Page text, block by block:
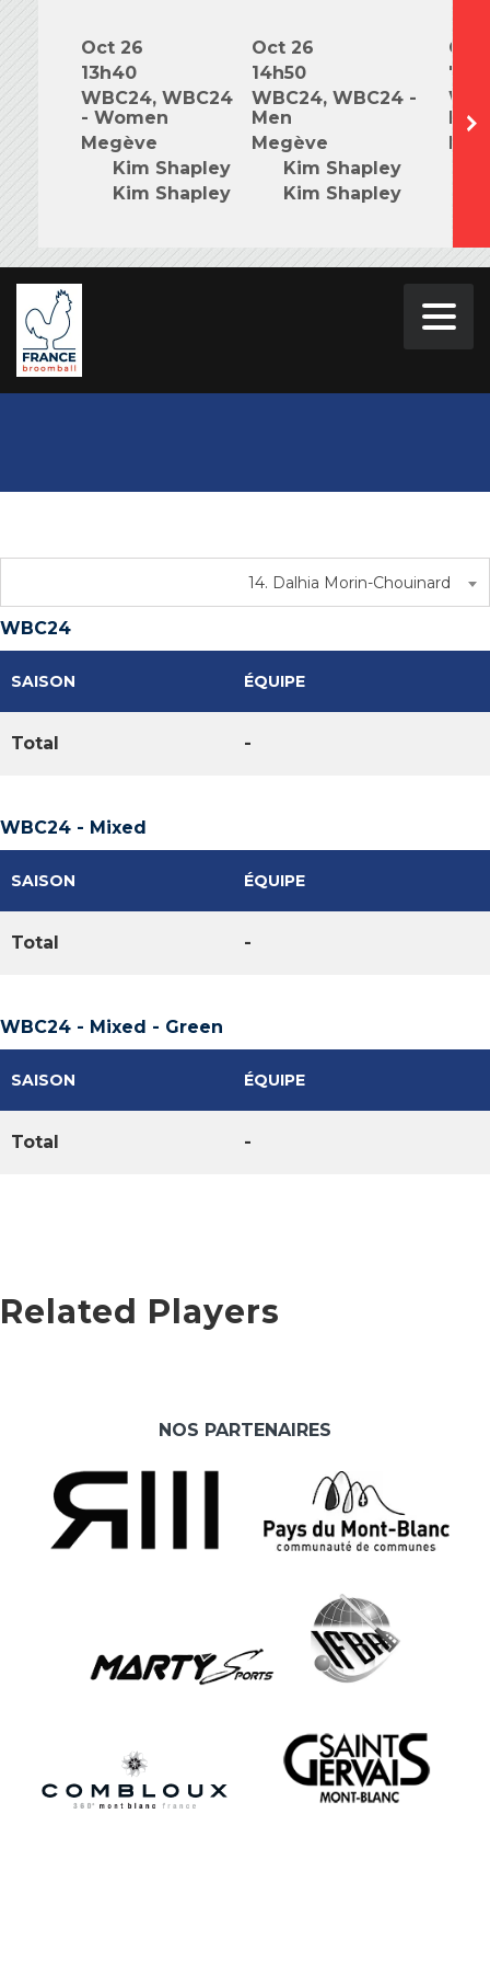
Oct 26
13h40
WBC24, WBC24
- Women
Megève
Kim Shapley
Kim Shapley
Oct 26
14h50
WBC24, WBC24 -
Men
Megève
Kim Shapley
Kim Shapley
Oct
14. Dalhia Morin-Chouinard
WBC24
SAISON ÉQUIPE
Total -
WBC24 - Mixed
SAISON ÉQUIPE
Total -
WBC24 - Mixed - Green
SAISON ÉQUIPE
Total -
Related Players
NOS PARTENAIRES